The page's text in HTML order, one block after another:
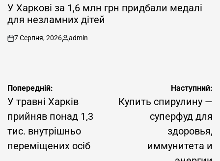
УУ Харкові за 1,6 млн грн придбали медалі
для незламних дітей
on
7 Серпня, 2026
Опубліковано
admin
Навігація
записів
Попередній:
У травні Харків
прийняв понад 1,3
тис. внутрішньо
переміщених осіб
Наступний:
Купить спирулину —
суперфуд для
здоровья,
иммунитета и